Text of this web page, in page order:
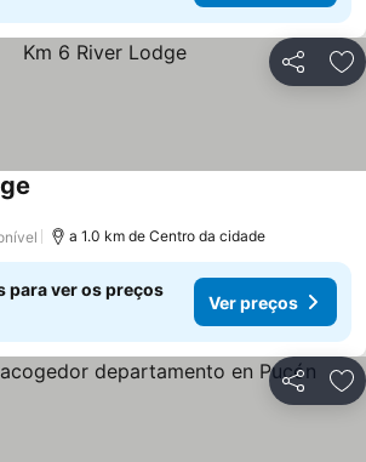
Partilhar
a 1.0 km de Centro da cidade
para ver os preços
Ver preços
Partilhar